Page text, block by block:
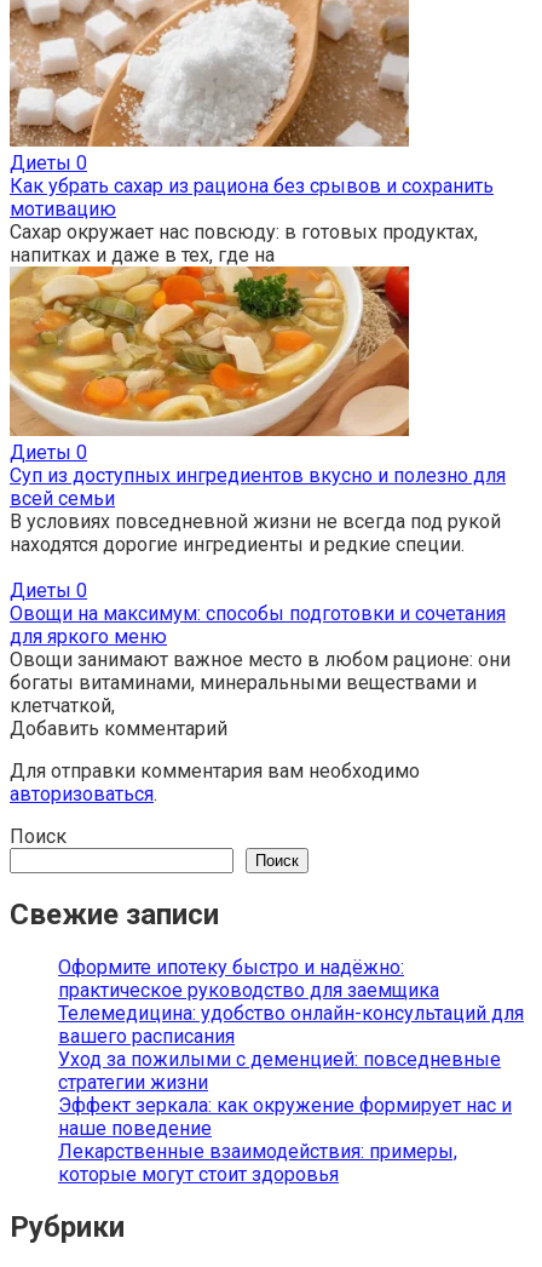
Диеты 0
Как убрать сахар из рациона без срывов и сохранить
мотивацию
Сахар окружает нас повсюду: в готовых продуктах,
напитках и даже в тех, где на
Диеты 0
Суп из доступных ингредиентов вкусно и полезно для
всей семьи
В условиях повседневной жизни не всегда под рукой
находятся дорогие ингредиенты и редкие специи.
Диеты 0
Овощи на максимум: способы подготовки и сочетания
для яркого меню
Овощи занимают важное место в любом рационе: они
богаты витаминами, минеральными веществами и
клетчаткой,
Добавить комментарий
Для отправки комментария вам необходимо
авторизоваться.
Поиск
Поиск
Свежие записи
Оформите ипотеку быстро и надёжно:
практическое руководство для заемщика
Телемедицина: удобство онлайн-консультаций для
вашего расписания
Уход за пожилыми с деменцией: повседневные
стратегии жизни
Эффект зеркала: как окружение формирует нас и
наше поведение
Лекарственные взаимодействия: примеры,
которые могут стоит здоровья
Рубрики